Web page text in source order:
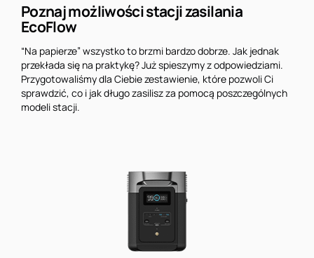
Poznaj możliwości stacji zasilania
EcoFlow
“Na papierze” wszystko to brzmi bardzo dobrze. Jak jednak
przekłada się na praktykę? Już spieszymy z odpowiedziami.
Przygotowaliśmy dla Ciebie zestawienie, które pozwoli Ci
sprawdzić, co i jak długo zasilisz za pomocą poszczególnych
modeli stacji.